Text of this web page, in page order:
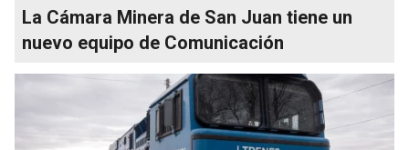
La Cámara Minera de San Juan tiene un
nuevo equipo de Comunicación